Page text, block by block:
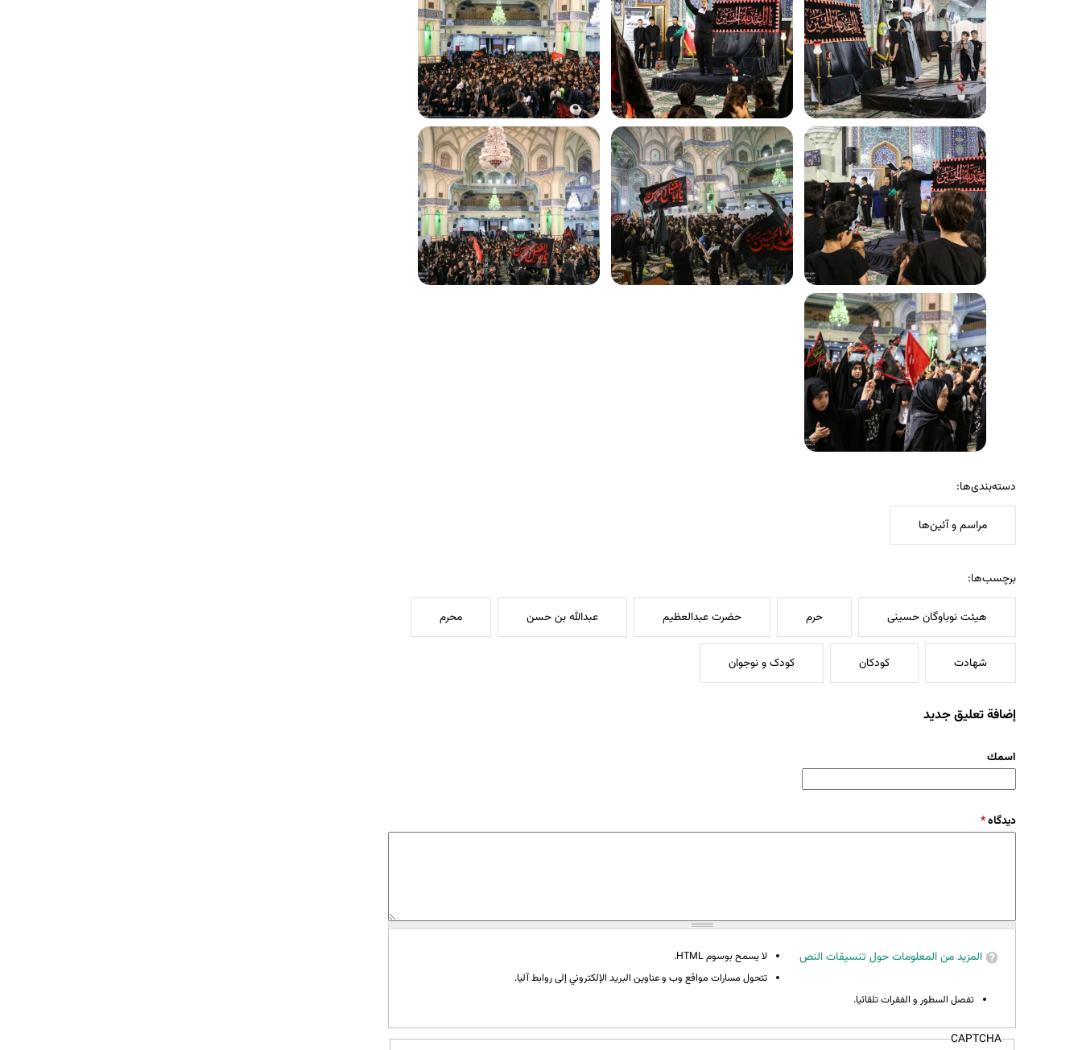
دسته‌بندی‌ها:
مراسم و آئین‌ها
برچسب‌ها:
هیئت نوباوگان حسینی حرم حضرت عبدالعظیم عبدالله بن حسن محرم
شهادت کودکان کودک و نوجوان
إضافة تعليق جديد
‏اسمك ‏
‏دیدگاه ‏*
المزيد من المعلومات حول تنسيقات النص
لا يسمح بوسوم HTML.
تتحول مسارات مواقع وب و عناوين البريد الإلكتروني إلى روابط آليا.
تفصل السطور و الفقرات تلقائيا.
CAPTCHA